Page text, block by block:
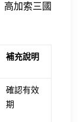
高加索三國
補充說明
確認有效
期